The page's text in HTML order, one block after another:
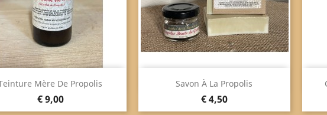
Mère De Propolis
Prijs
€ 9,00
Snel bekijken Savon À La Propolis
Prijs
€ 4,50
Snel bekijken